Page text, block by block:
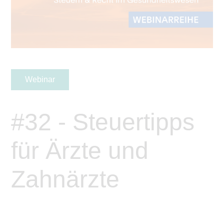
Webinar
#32 - Steuertipps
für Ärzte und
Zahnärzte